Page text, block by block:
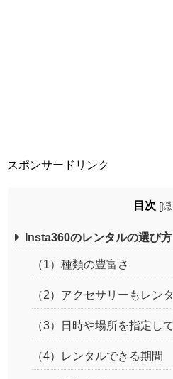
スポンサードリンク
目次 [
Insta360のレンタルの選び方
（1）種類の豊富さ
（2）アクセサリーもレン
（3）日時や場所を指定し
（4）レンタルできる期間